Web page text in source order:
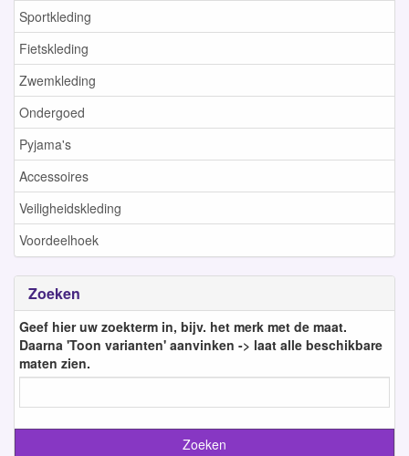
Sportkleding
Fietskleding
Zwemkleding
Ondergoed
Pyjama's
Accessoires
Veiligheidskleding
Voordeelhoek
Zoeken
Geef hier uw zoekterm in, bijv. het merk met de maat.
Daarna 'Toon varianten' aanvinken -> laat alle beschikbare
maten zien.